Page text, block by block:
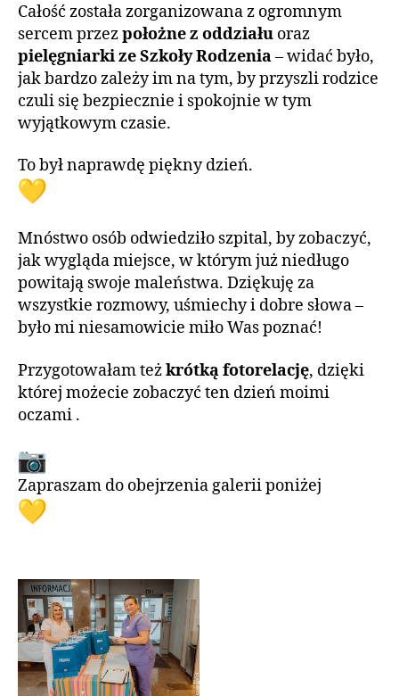
Całość została zorganizowana z ogromnym
sercem przezpołożne z oddziału oraz
pielęgniarki ze Szkoły Rodzenia– widać było,
jak bardzo zależy im na tym, by przyszli rodzice
czuli się bezpiecznie i spokojnie w tym
wyjątkowym czasie.
To był naprawdę piękny dzień.
Mnóstwo osób odwiedziło szpital, by zobaczyć,
jak wygląda miejsce, w którym już niedługo
powitają swoje maleństwa. Dziękuję za
wszystkie rozmowy, uśmiechy i dobre słowa –
było mi niesamowicie miło Was poznać!
Przygotowałam teżkrótką fotorelację, dzięki
której możecie zobaczyć ten dzień moimi
oczami .
Zapraszam do obejrzenia galerii poniżej